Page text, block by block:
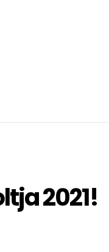
2021!